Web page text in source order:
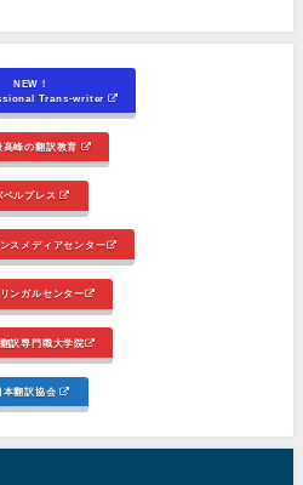
NEW！
Trans-writer
高峰の翻訳教育
ベルプレス
スメディアセンター
ンガルセンター
訳専門職大学院
本翻訳協会